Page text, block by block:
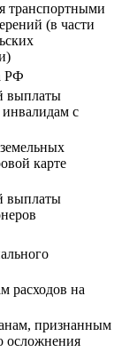
транспортными
(в части
РФ
выплаты
с
карте
выплаты
расходов на
признанным
осложнения